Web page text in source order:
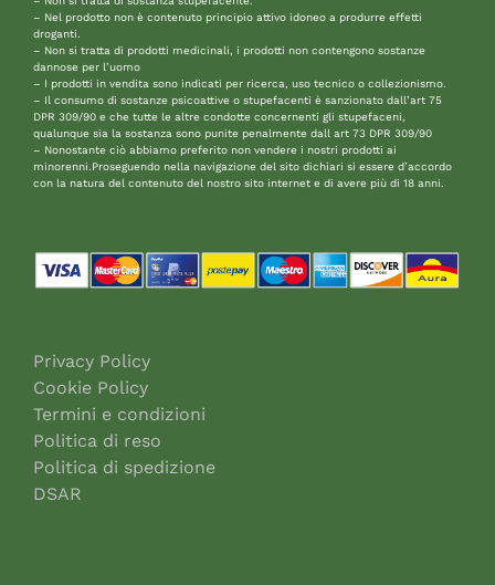
– Nel prodotto non è contenuto principio attivo idoneo a produrre effetti
droganti.
– Non si tratta di prodotti medicinali, i prodotti non contengono sostanze
dannose per l’uomo
– I prodotti in vendita sono indicati per ricerca, uso tecnico o collezionismo.
– Il consumo di sostanze psicoattive o stupefacenti è sanzionato dall’art 75
DPR 309/90 e che tutte le altre condotte concernenti gli stupefaceni,
qualunque sia la sostanza sono punite penalmente dall art 73 DPR 309/90
– Nonostante ciò abbiamo preferito non vendere i nostri prodotti ai
minorenni.Proseguendo nella navigazione del sito dichiari si essere d’accordo
con la natura del contenuto del nostro sito internet e di avere più di 18 anni.
Privacy Policy
Cookie Policy
Termini e condizioni
Politica di reso
Politica di spedizione
DSAR